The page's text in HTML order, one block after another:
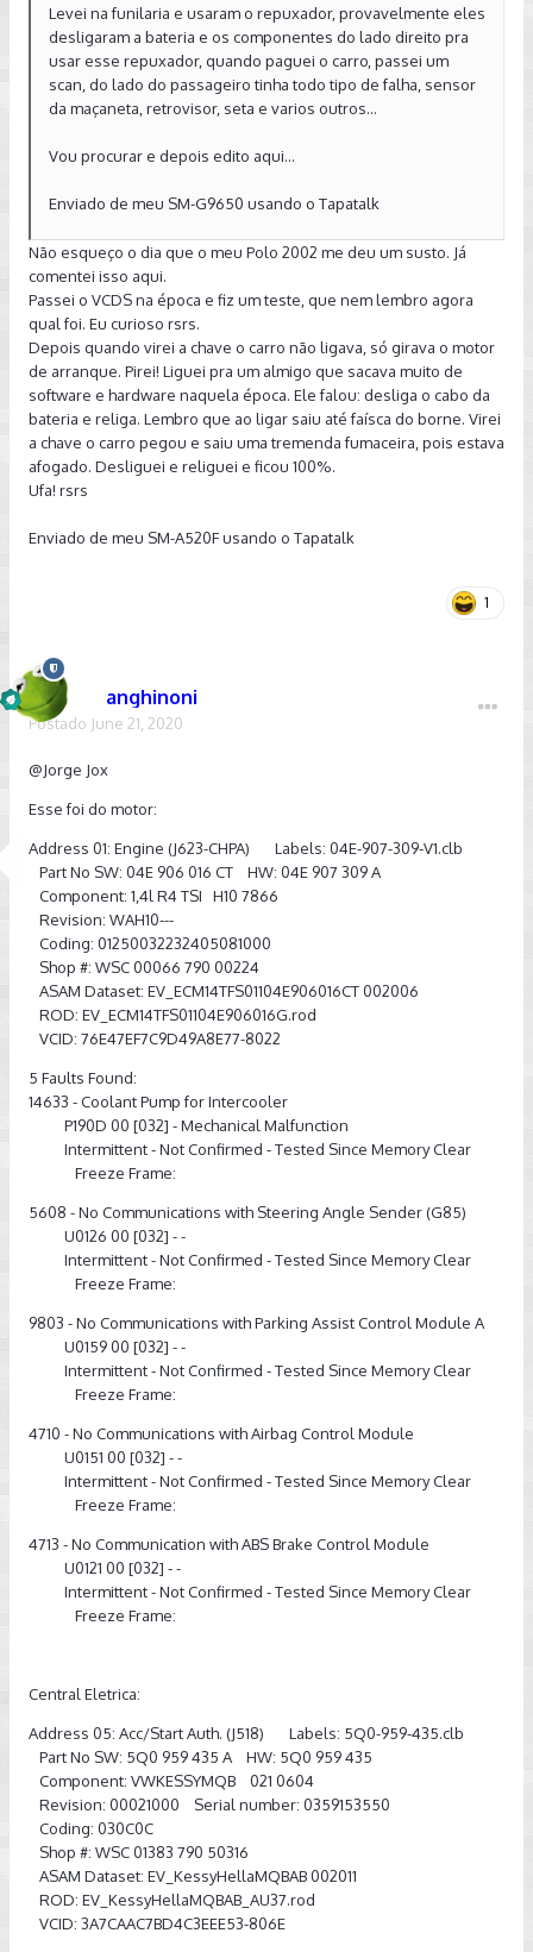
Levei na funilaria e usaram o repuxador, provavelmente eles
desligaram a bateria e os componentes do lado direito pra
usar esse repuxador, quando paguei o carro, passei um
scan, do lado do passageiro tinha todo tipo de falha, sensor
da maçaneta, retrovisor, seta e varios outros...
Vou procurar e depois edito aqui...
Enviado de meu SM-G9650 usando o Tapatalk
Não esqueço o dia que o meu Polo 2002 me deu um susto. Já
comentei isso aqui.
Passei o VCDS na época e fiz um teste, que nem lembro agora
qual foi. Eu curioso rsrs.
Depois quando virei a chave o carro não ligava, só girava o motor
de arranque. Pirei! Liguei pra um almigo que sacava muito de
software e hardware naquela época. Ele falou: desliga o cabo da
bateria e religa. Lembro que ao ligar saiu até faísca do borne. Virei
a chave o carro pegou e saiu uma tremenda fumaceira, pois estava
afogado. Desliguei e religuei e ficou 100%.
Ufa! rsrs
Enviado de meu SM-A520F usando o Tapatalk
1
anghinoni
Postado June 21, 2020
@Jorge Jox
Esse foi do motor:
Address 01: Engine (J623-CHPA) Labels: 04E-907-309-V1.clb
Part No SW: 04E 906 016 CT HW: 04E 907 309 A
Component: 1,4l R4 TSI H10 7866
Revision: WAH10---
Coding: 01250032232405081000
Shop #: WSC 00066 790 00224
ASAM Dataset: EV_ECM14TFS01104E906016CT 002006
ROD: EV_ECM14TFS01104E906016G.rod
VCID: 76E47EF7C9D49A8E77-8022
5 Faults Found:
14633 - Coolant Pump for Intercooler
P190D 00 [032] - Mechanical Malfunction
Intermittent - Not Confirmed - Tested Since Memory Clear
Freeze Frame:
5608 - No Communications with Steering Angle Sender (G85)
U0126 00 [032] - -
Intermittent - Not Confirmed - Tested Since Memory Clear
Freeze Frame:
9803 - No Communications with Parking Assist Control Module A
U0159 00 [032] - -
Intermittent - Not Confirmed - Tested Since Memory Clear
Freeze Frame:
4710 - No Communications with Airbag Control Module
U0151 00 [032] - -
Intermittent - Not Confirmed - Tested Since Memory Clear
Freeze Frame:
4713 - No Communication with ABS Brake Control Module
U0121 00 [032] - -
Intermittent - Not Confirmed - Tested Since Memory Clear
Freeze Frame:
Central Eletrica:
Address 05: Acc/Start Auth. (J518) Labels: 5Q0-959-435.clb
Part No SW: 5Q0 959 435 A HW: 5Q0 959 435
Component: VWKESSYMQB 021 0604
Revision: 00021000 Serial number: 0359153550
Coding: 030C0C
Shop #: WSC 01383 790 50316
ASAM Dataset: EV_KessyHellaMQBAB 002011
ROD: EV_KessyHellaMQBAB_AU37.rod
VCID: 3A7CAAC7BD4C3EEE53-806E